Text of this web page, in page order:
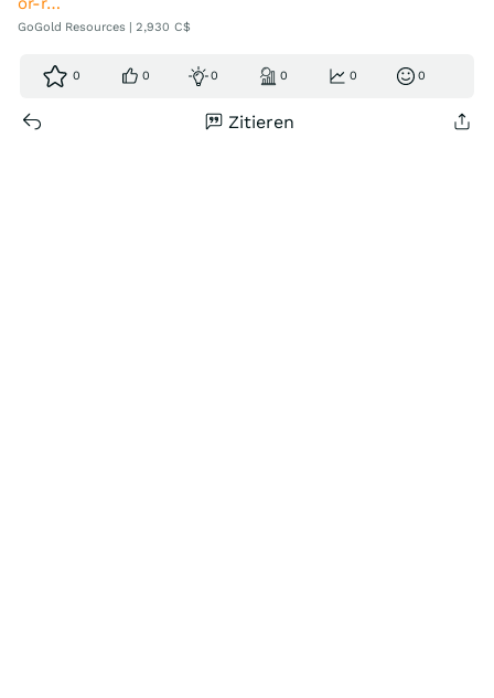
GoGold Resources | 2,930 C$
0 0 0 0 0 0
Zitieren